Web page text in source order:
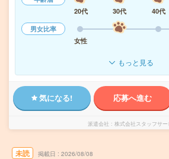
20代
30代 40代
男女比率
女性
もっと見る
気になる! 応募へ進む
派遣会社 株式会社スタッフサー
未読 掲載日 2026/08/08